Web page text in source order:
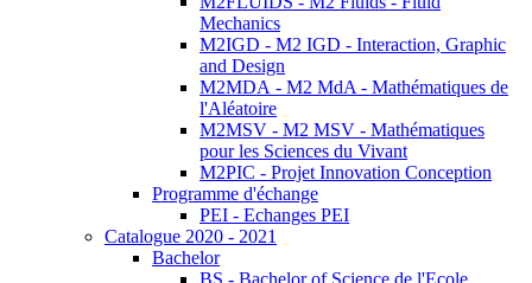
Mechanics
M2IGD - M2 IGD - Interaction, Graphic
and Design
M2MDA - M2 MdA - Mathématiques de
l'Aléatoire
M2MSV - M2 MSV - Mathématiques
pour les Sciences du Vivant
M2PIC - Projet Innovation Conception
Programme d'échange
PEI - Echanges PEI
Catalogue 2020 - 2021
Bachelor
BS - Bachelor of Science de l'Ecole